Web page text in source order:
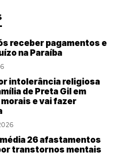
receber pagamentos e
na Paraíba
intolerância religiosa
de Preta Gil em
e vai fazer
26 afastamentos
transtornos mentais